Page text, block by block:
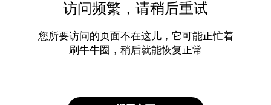
访问频繁，请稍后重试
您所要访问的页面不在这儿，它可能正忙着
刷牛牛圈，稍后就能恢复正常